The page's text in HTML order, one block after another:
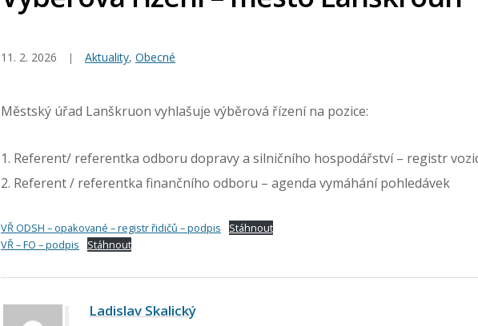
11. 2. 2026 Aktuality, Obecné
Městský úřad Lanškruon vyhlašuje výběrová řízení na pozice:
Referent/ referentka odboru dopravy a silničního hospodářství – registr
Referent / referentka finančního odboru – agenda vymáhání pohledávek
VŘ ODSH – opakované – registr řidičů – podpis
Stáhnout
VŘ – FO – podpis
Stáhnout
Ladislav Skalický